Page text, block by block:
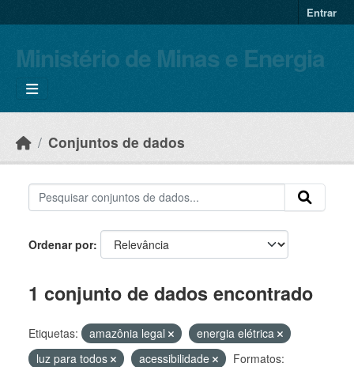
Entrar
Ministério de Minas e Energia
Conjuntos de dados
Ordenar por
1 conjunto de dados encontrado
Etiquetas: amazônia legal
energia elétrica
luz para todos
acessibilidade
Formatos: